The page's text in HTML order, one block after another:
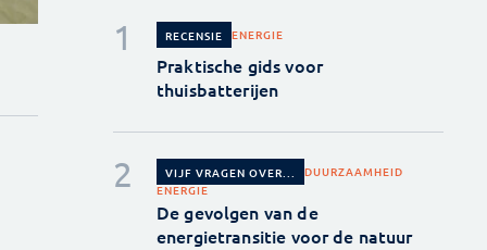
RECENSIE ENERGIE
Praktische gids voor
thuisbatterijen
VIJF VRAGEN OVER...
DUURZAAMHEID
ENERGIE
De gevolgen van de
energietransitie voor de natuur